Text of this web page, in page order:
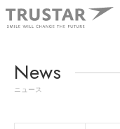
News
ニュース